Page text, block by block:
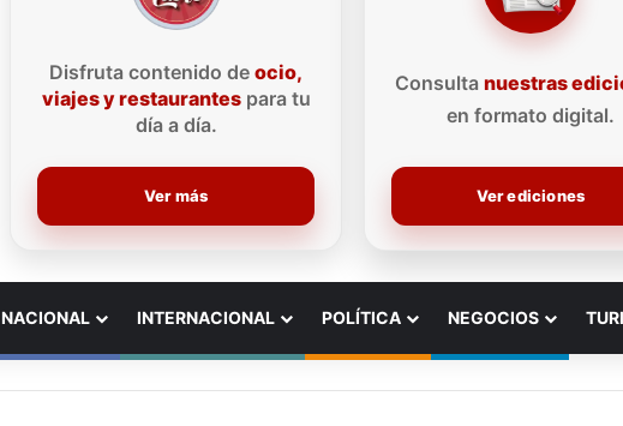
Disfruta contenido deocio,
viajes y restaurantespara tu
día a día.
Ver más
Consulta nuestras
en formato digital.
Ver ediciones
NACIONAL INTERNACIONAL POLÍTICA NEGOCIOS